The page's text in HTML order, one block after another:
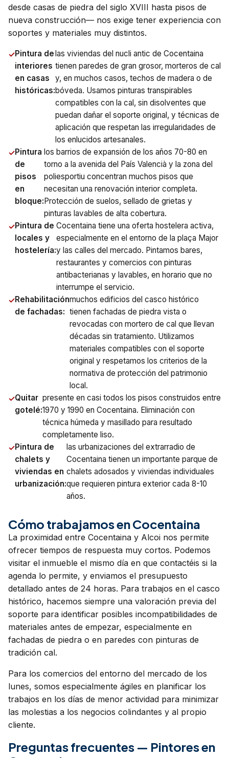
desde casas de piedra del siglo XVIII hasta pisos de
nueva construcción— nos exige tener experiencia con
soportes y materiales muy distintos.
Pintura de
interiores
en casas
históricas:
las viviendas del nucli antic de Cocentaina
tienen paredes de gran grosor, morteros de cal
y, en muchos casos, techos de madera o de
bóveda. Usamos pinturas transpirables
compatibles con la cal, sin disolventes que
puedan dañar el soporte original, y técnicas de
aplicación que respetan las irregularidades de
los enlucidos artesanales.
Pintura
de
pisos
en
bloque:
los barrios de expansión de los años 70-80 en
torno a la avenida del País Valencià y la zona del
poliesportiu concentran muchos pisos que
necesitan una renovación interior completa.
Protección de suelos, sellado de grietas y
pinturas lavables de alta cobertura.
Pintura de
locales y
hostelería:
Cocentaina tiene una oferta hostelera activa,
especialmente en el entorno de la plaça Major
y las calles del mercado. Pintamos bares,
restaurantes y comercios con pinturas
antibacterianas y lavables, en horario que no
interrumpe el servicio.
Rehabilitación
de fachadas:
muchos edificios del casco histórico
tienen fachadas de piedra vista o
revocadas con mortero de cal que llevan
décadas sin tratamiento. Utilizamos
materiales compatibles con el soporte
original y respetamos los criterios de la
normativa de protección del patrimonio
local.
Quitar
gotelé:
presente en casi todos los pisos construidos entre
1970 y 1990 en Cocentaina. Eliminación con
técnica húmeda y masillado para resultado
completamente liso.
Pintura de
chalets y
viviendas en
urbanización:
las urbanizaciones del extrarradio de
Cocentaina tienen un importante parque de
chalets adosados y viviendas individuales
que requieren pintura exterior cada 8-10
años.
Cómo trabajamos en Cocentaina
La proximidad entre Cocentaina y Alcoi nos permite
ofrecer tiempos de respuesta muy cortos. Podemos
visitar el inmueble el mismo día en que contactéis si la
agenda lo permite, y enviamos el presupuesto
detallado antes de 24 horas. Para trabajos en el casco
histórico, hacemos siempre una valoración previa del
soporte para identificar posibles incompatibilidades de
materiales antes de empezar, especialmente en
fachadas de piedra o en paredes con pinturas de
tradición cal.
Para los comercios del entorno del mercado de los
lunes, somos especialmente ágiles en planificar los
trabajos en los días de menor actividad para minimizar
las molestias a los negocios colindantes y al propio
cliente.
Preguntas frecuentes — Pintores en